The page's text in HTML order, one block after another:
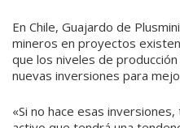
En Chile, Guajardo de
mineros en proyectos
que los niveles de
nuevas inversiones para
«Si no hace esas